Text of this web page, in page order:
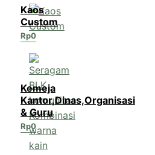
Kaos
Custom
Rp0
Kemeja
Kantor,Dinas,Organisasi
& Guru
Rp0